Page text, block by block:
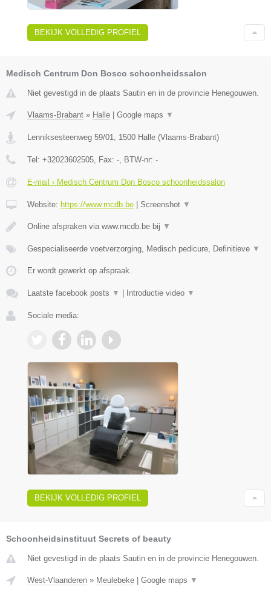
BEKIJK VOLLEDIG PROFIEL
Medisch Centrum Don Bosco schoonheidssalon
Niet gevestigd in de plaats Sautin en in de provincie Henegouwen.
Vlaams-Brabant » Halle | Google maps ▼
Lenniksesteenweg 59/01 1500 Halle (Vlaams-Brabant)
Tel: +32023602505 , Fax: - , BTW-nr: -
E-mail › Medisch Centrum Don Bosco schoonheidssalon
Website: https://www.mcdb.be | Screenshot ▼
Online afspraken via www.mcdb.be bij ▼
Gespecialiseerde voetverzorging, Medisch pedicure, Definitieve ▼
Er wordt gewerkt op afspraak.
Laatste facebook posts ▼ | Introductie video ▼
Sociale media:
BEKIJK VOLLEDIG PROFIEL
Schoonheidsinstituut Secrets of beauty
Niet gevestigd in de plaats Sautin en in de provincie Henegouwen.
West-Vlaanderen » Meulebeke Google maps ▼